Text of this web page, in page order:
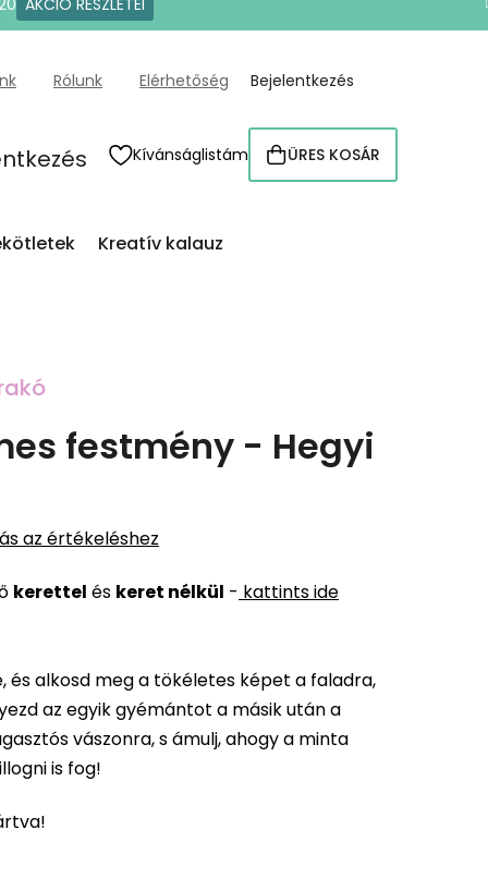
AKCIÓ RÉSZLETEI
Rólunk Elérhetőség Bejelentkezés
Kívánságlistám KOSÁR
ÜRES KOSÁR
Kreatív kalauz
festmény - Hegyi
az értékeléshez
kerettel és keret nélkül - kattints ide
és alkosd meg a tökéletes képet a faladra,
az egyik gyémántot a másik után a
vászonra, s ámulj, ahogy a minta
is fog!